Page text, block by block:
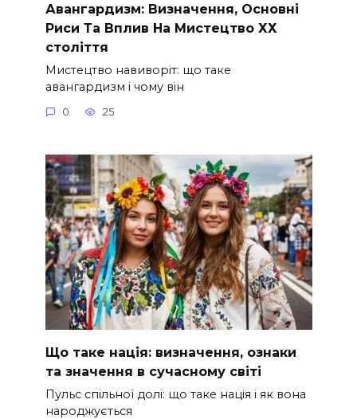
Авангардизм: Визначення, Основні
Риси Та Вплив На Мистецтво ХХ
століття
Мистецтво навиворіт: що таке
авангардизм і чому він
0 25
Що таке нація: визначення, ознаки
та значення в сучасному світі
Пульс спільної долі: що таке нація і як вона
народжується